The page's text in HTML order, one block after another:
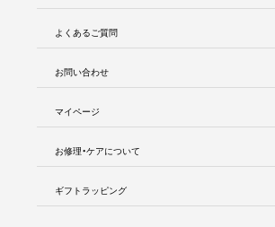
よくあるご質問
お問い合わせ
マイページ
お修理・ケアについて
ギフトラッピング